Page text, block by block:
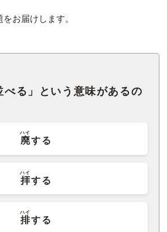
お届けします。
べる」という意味があるの
廃
ハイ
する
拝
ハイ
する
排
ハイ
する